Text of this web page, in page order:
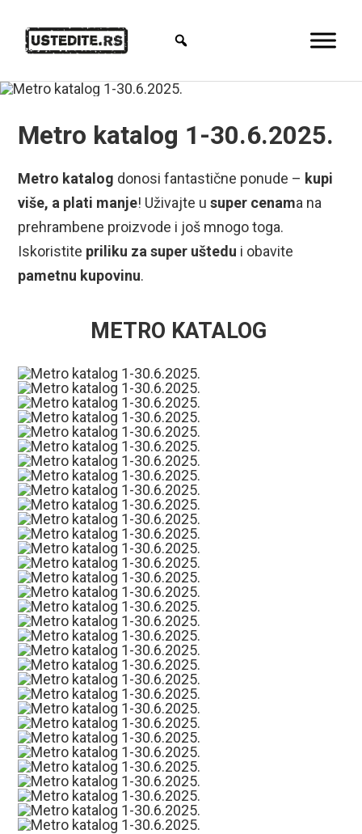
Metro katalog 1-30.6.2025.
Metro katalog donosi fantastične ponude – kupi
više, a plati manje! Uživajte usuper cenama na
prehrambene proizvode i još mnogo toga.
Iskoristite priliku za super uštedu i obavite
pametnu kupovinu.
METRO KATALOG